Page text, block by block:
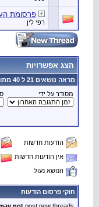
פרסומת
רפי לין
הצג אפשרויות
מראה נושאים 21 ל 40 מתוך 265
מסודר על ידי
הודעות חדשות
אין הודעות חדשות
הנושא נעול
חוקי פרסום הודעות